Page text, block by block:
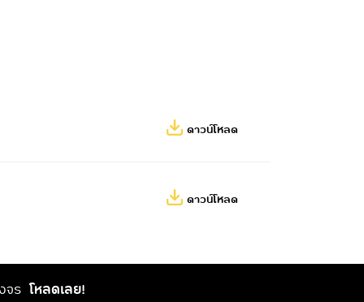
ดาวน์โหลด
ดาวน์โหลด
จร โหลดเลย!